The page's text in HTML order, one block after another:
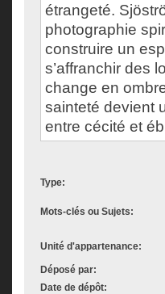
étrangeté.
photographie
construire un
s’affranchir des
change en
sainteté devient
entre cécité et
Type:
Mots-clés ou Sujets:
Unité d'appartenance:
Déposé par:
Date de dépôt: